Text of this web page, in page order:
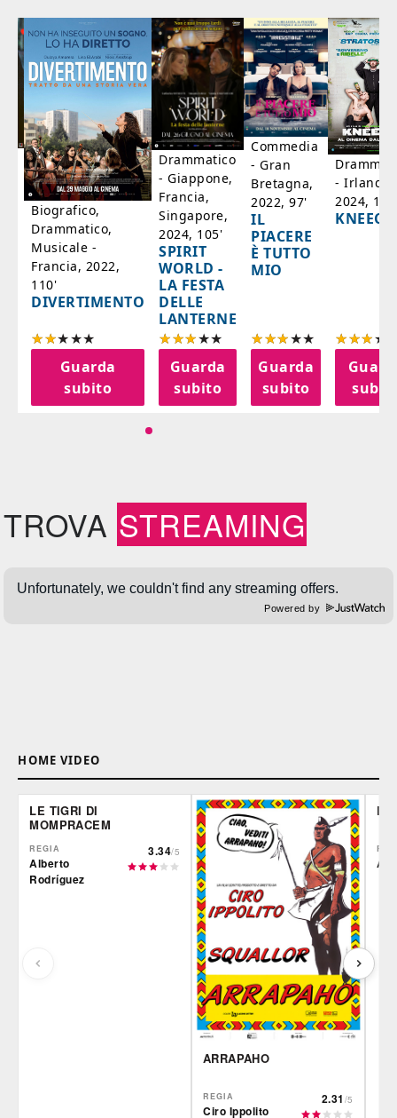
Biografico,
Drammatico,
Musicale -
Francia, 2022,
110'
DIVERTIMENTO
Guarda
subito
Drammatico
- Giappone,
Francia,
Singapore,
2024, 105'
SPIRIT
WORLD -
LA FESTA
DELLE
LANTERNE
Guarda
subito
Commedia
- Gran
Bretagna,
2022, 97'
IL
PIACERE
È TUTTO
MIO
Guarda
subito
- Irlanda,
2024,
TROVA STREAMING
Powered by
HOME VIDEO
LE TIGRI DI
MOMPRACEM
REGIA
Alberto
Rodríguez
3.34/5
ARRAPAHO
REGIA
Ciro Ippolito
2.31 /5